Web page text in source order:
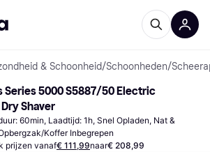
& Schoonheid/Schoonheden/
Series 5000 S5887/50 Electric
Shaver
60min, Laadtijd: 1h, Snel Opladen, Nat &
Koffer Inbegrepen
prijzen vanaf€ 111,99naar€ 208,99